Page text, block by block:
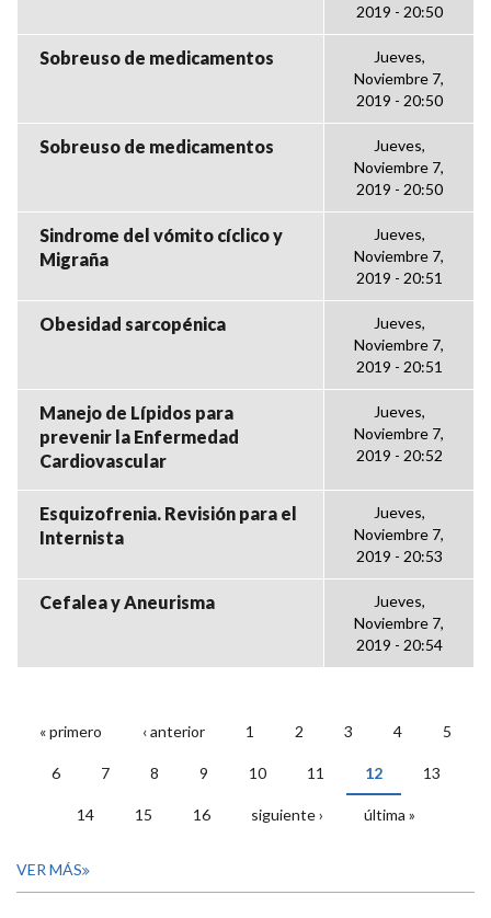
2019 - 20:50
Sobreuso de medicamentos
Jueves,
Noviembre 7,
2019 - 20:50
Sobreuso de medicamentos
Jueves,
Noviembre 7,
2019 - 20:50
Sindrome del vómito cíclico y
Migraña
Jueves,
Noviembre 7,
2019 - 20:51
Obesidad sarcopénica
Jueves,
Noviembre 7,
2019 - 20:51
Manejo de Lípidos para
prevenir la Enfermedad
Cardiovascular
Jueves,
Noviembre 7,
2019 - 20:52
Esquizofrenia. Revisión para el
Internista
Jueves,
Noviembre 7,
2019 - 20:53
Cefalea y Aneurisma
Jueves,
Noviembre 7,
2019 - 20:54
PÁGINAS
« primero ‹ anterior 1 2 3 4 5
6 7 8 9 10 11 12 13
14 15 16 siguiente › última »
VER MÁS